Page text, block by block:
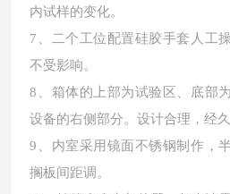
内试样的变化。
7、
二个工位配置硅胶手套人工
不受影响。
8、 箱体的上部为试验区、底部
设备的右侧部分。设计合理，经
9、 内室采用镜面不锈钢制作，
搁板间距调。